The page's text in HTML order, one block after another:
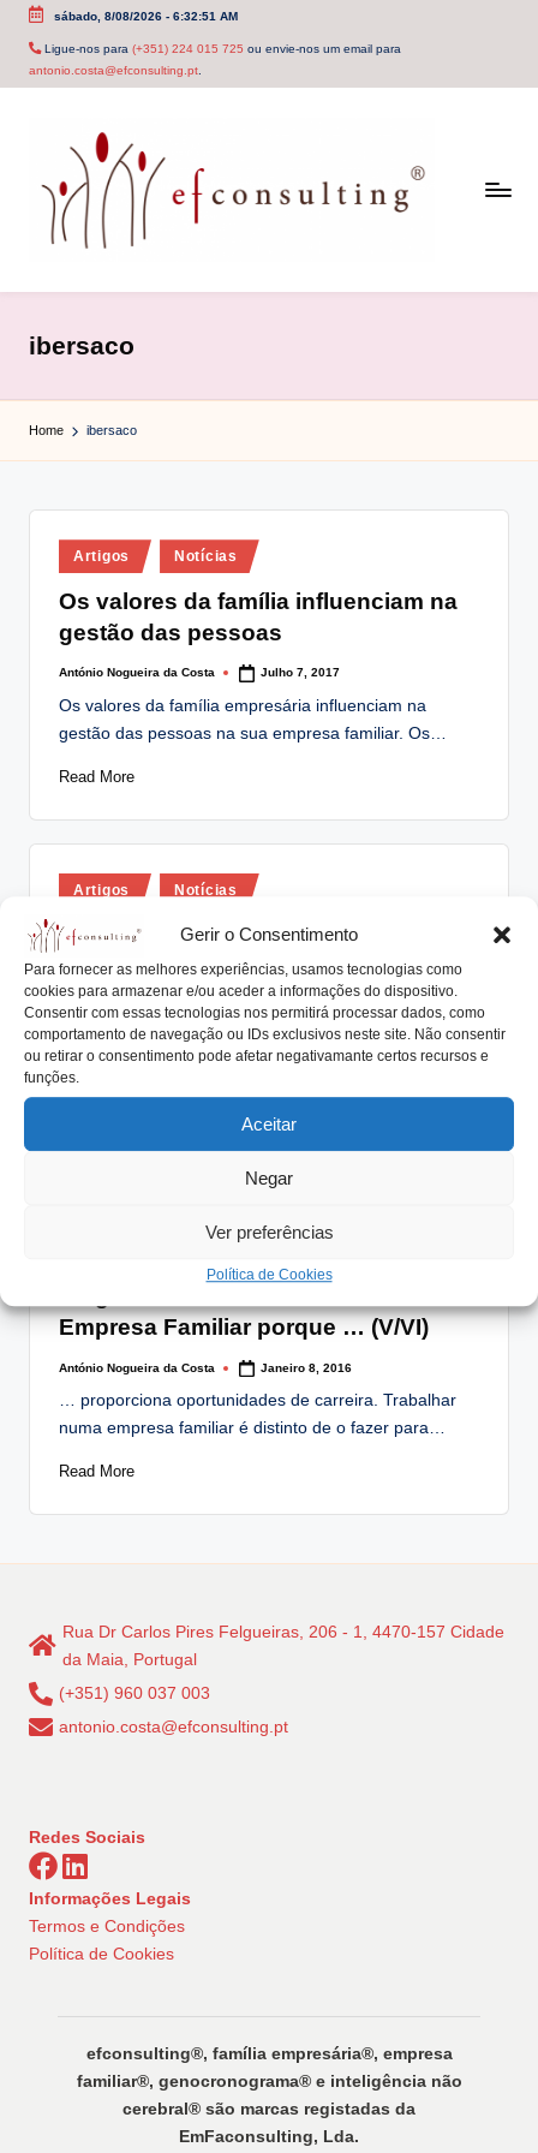
Gerir o Consentimento
Para fornecer as melhores experiências, usamos tecnologias como
cookies para armazenar e/ou aceder a informações do dispositivo.
Consentir com essas tecnologias nos permitirá processar dados, como
comportamento de navegação ou IDs exclusivos neste site. Não consentir
ou retirar o consentimento pode afetar negativamante certos recursos e
funções.
Aceitar
Negar
Ver preferências
Política de Cookies
Skip
sábado, 8/08/2026- 6:32:51 AM
Ligue-nos para (+351) 224 015 725 ou envie-nos um email para
antonio.costa@efconsulting.pt.
c
o
n
u
ibersaco
Home ibersaco
Posted
in
Artigos Notícias
Os valores da família influenciam na
gestão das pessoas
Posted
António Nogueira da Costa Julho 7, 2017
Os valores da família empresária influenciam na
gestão das pessoas na sua empresa familiar. Os…
Read More
Posted
Artigos Notícias
Eu gostaria de trabalhar numa
Empresa Familiar porque … (VI/VI)
Posted
António Nogueira da Costa Janeiro 15, 2016
... possui sistema de remuneração associada a
performance As pessoas são reconhecidamente um
dos principais…
Empresa Familiar porque … (V/VI)
Posted
António Nogueira da Costa Janeiro 8, 2016
… proporciona oportunidades de carreira. Trabalhar
numa empresa familiar é distinto de o fazer para…
Read More
Rua Dr Carlos Pires Felgueiras, 206 - 1, 4470-157 Cidade
da Maia, Portugal
(+351) 960 037 003
antonio.costa@efconsulting.pt
Redes Sociais
Informações Legais
Termos e Condições
Política de Cookies
efconsulting®️, família empresária®️, empresa
familiar®️, genocronograma®️ e inteligência não
cerebral®️ são marcas registadas da
EmFaconsulting, Lda.